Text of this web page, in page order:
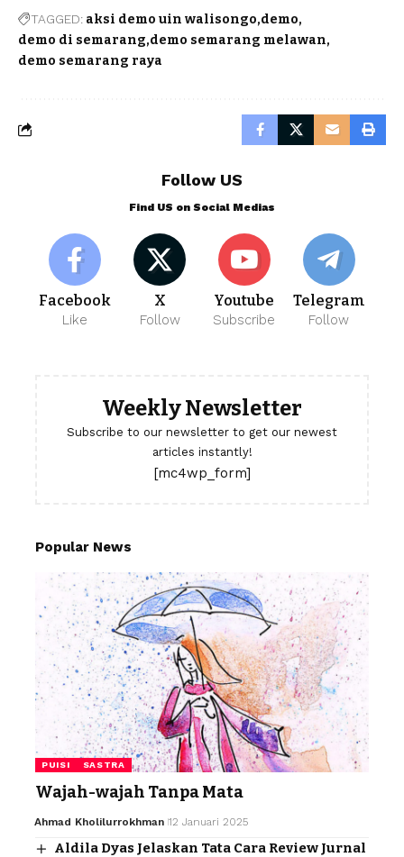
TAGGED: aksi demo uin walisongo demo
demo di semarang demo semarang melawan
demo semarang raya
Follow US
Find US on Social Medias
Facebook
Like
X
Follow
Youtube
Subscribe
Telegram
Follow
Weekly Newsletter
Subscribe to our newsletter to get our newest
articles instantly!
[mc4wp_form]
Popular News
PUISI SASTRA
Wajah-wajah Tanpa Mata
Ahmad Kholilurrokhman 12 Januari 2025
Aldila Dyas Jelaskan Tata Cara Review Jurnal